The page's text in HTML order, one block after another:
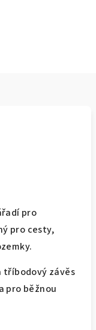
pro
pro cesty,
tříbodový závěs
pro běžnou